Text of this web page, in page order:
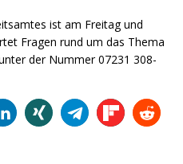
ist am Freitag und
Fragen rund um das Thema
der Nummer 07231 308-